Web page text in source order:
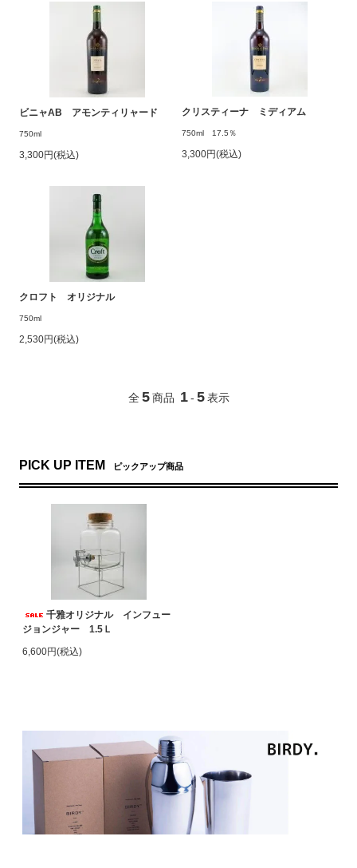
ビニャAB アモンティリャード
750ml
3,300円(税込)
クリスティーナ ミディアム
750ml 17.5％
3,300円(税込)
クロフト オリジナル
750ml
2,530円(税込)
全 5 商品 1 - 5 表示
PICK UP ITEM ピックアップ商品
千雅オリジナル インフュー
ジョンジャー 1.5Ｌ
6,600円(税込)